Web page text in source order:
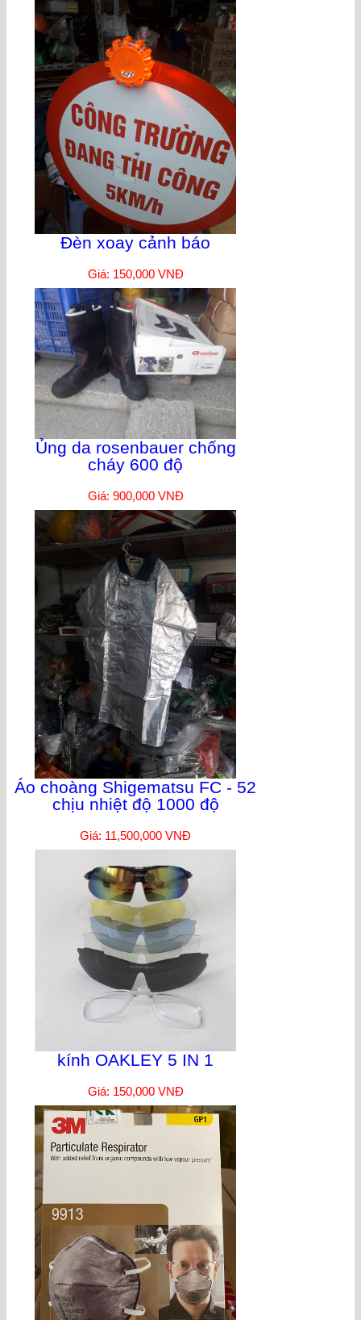
Đèn xoay cảnh báo
Giá: 150,000 VNĐ
Ủng da rosenbauer chống
cháy 600 độ
Giá: 900,000 VNĐ
Áo choàng Shigematsu FC - 52
chịu nhiệt độ 1000 độ
Giá: 11,500,000 VNĐ
kính OAKLEY 5 IN 1
Giá: 150,000 VNĐ